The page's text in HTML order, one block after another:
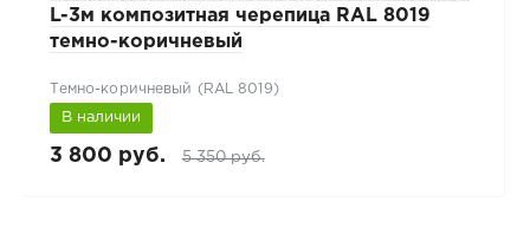
L-3м композитная черепица RAL 8019
темно-коричневый
Темно-коричневый (RAL 8019)
В наличии
3 800 руб. 5 350 руб.